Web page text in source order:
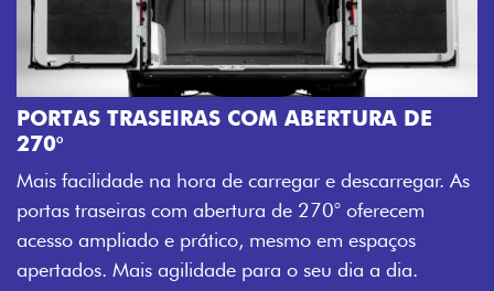
PORTAS TRASEIRAS COM ABERTURA DE
270°
Mais facilidade na hora de carregar e descarregar. As
portas traseiras com abertura de 270° oferecem
acesso ampliado e prático, mesmo em espaços
apertados. Mais agilidade para o seu dia a dia.